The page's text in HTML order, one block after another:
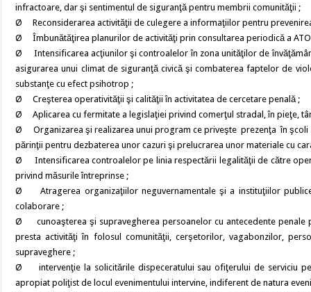
infractoare, dar şi sentimentul de siguranţă pentru membrii comunităţii ;
Ø Reconsiderarea activităţii de culegere a informaţiilor pentru
Ø Îmbunătăţirea planurilor de activităţi prin consultarea periodică a
Ø Intensificarea acţiunilor şi controalelor în zona unităţilor de
asigurarea unui climat de siguranţă civică şi combaterea faptelor de
substanţe cu efect psihotrop ;
Ø Creşterea operativităţii şi calităţii în activitatea de cercetare penală ;
Ø Aplicarea cu fermitate a legislaţiei privind comerţul stradal, în pieţe,
Ø Organizarea şi realizarea unui program ce priveşte prezenţa în şcoli
părinţii pentru dezbaterea unor cazuri şi prelucrarea unor materiale cu
Ø Intensificarea controalelor pe linia respectării legalităţii de către
privind măsurile întreprinse ;
Ø Atragerea organizaţiilor neguvernamentale şi a instituţiilor
colaborare ;
Ø cunoaşterea şi supravegherea persoanelor cu antecedente penale
presta activităţi în folosul comunităţii, cerşetorilor, vagabonzilor,
supraveghere ;
Ø intervenţie la solicitările dispeceratului sau ofiţerului de serviciu
apropiat poliţist de locul evenimentului intervine, indiferent de natura